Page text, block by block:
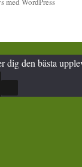
den bästa